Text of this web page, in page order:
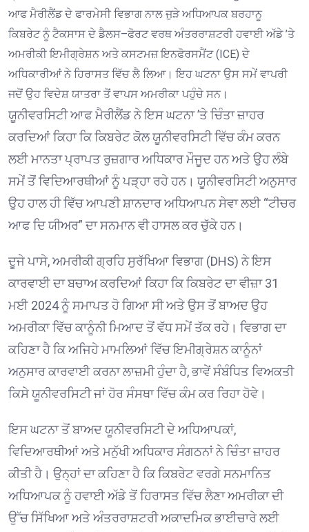
ਆਫ ਮੈਰੀਲੈਂਡ ਦੇ ਫਾਰਮੇਸੀ ਵਿਭਾਗ ਨਾਲ ਜੁੜੇ ਅਧਿਆਪਕ ਬਰਹਾਨੂ
ਕਿਬਰੇਟ ਨੂੰ ਟੈਕਸਾਸ ਦੇ ਡੈਲਸ–ਫੋਰਟ ਵਰਥ ਅੰਤਰਰਾਸ਼ਟਰੀ ਹਵਾਈ ਅੱਡੇ ’ਤੇ
ਅਮਰੀਕੀ ਇਮੀਗ੍ਰੇਸ਼ਨ ਅਤੇ ਕਸਟਮਜ਼ ਇਨਫੋਰਸਮੈਂਟ (ICE) ਦੇ
ਅਧਿਕਾਰੀਆਂ ਨੇ ਹਿਰਾਸਤ ਵਿੱਚ ਲੈ ਲਿਆ। ਇਹ ਘਟਨਾ ਉਸ ਸਮੇਂ ਵਾਪਰੀ
ਜਦੋਂ ਉਹ ਵਿਦੇਸ਼ ਯਾਤਰਾ ਤੋਂ ਵਾਪਸ ਅਮਰੀਕਾ ਪਹੁੰਚੇ ਸਨ।
ਯੂਨੀਵਰਸਿਟੀ ਆਫ ਮੈਰੀਲੈਂਡ ਨੇ ਇਸ ਘਟਨਾ ’ਤੇ ਚਿੰਤਾ ਜ਼ਾਹਰ
ਕਰਦਿਆਂ ਕਿਹਾ ਕਿ ਕਿਬਰੇਟ ਕੋਲ ਯੂਨੀਵਰਸਿਟੀ ਵਿੱਚ ਕੰਮ ਕਰਨ
ਲਈ ਮਾਨਤਾ ਪ੍ਰਾਪਤ ਰੁਜ਼ਗਾਰ ਅਧਿਕਾਰ ਮੌਜੂਦ ਹਨ ਅਤੇ ਉਹ ਲੰਬੇ
ਸਮੇਂ ਤੋਂ ਵਿਦਿਆਰਥੀਆਂ ਨੂੰ ਪੜ੍ਹਾ ਰਹੇ ਹਨ। ਯੂਨੀਵਰਸਿਟੀ ਅਨੁਸਾਰ
ਉਹ ਹਾਲ ਹੀ ਵਿੱਚ ਆਪਣੀ ਸ਼ਾਨਦਾਰ ਅਧਿਆਪਨ ਸੇਵਾ ਲਈ “ਟੀਚਰ
ਆਫ ਦਿ ਯੀਅਰ” ਦਾ ਸਨਮਾਨ ਵੀ ਹਾਸਲ ਕਰ ਚੁੱਕੇ ਹਨ।
ਦੂਜੇ ਪਾਸੇ, ਅਮਰੀਕੀ ਗ੍ਰਹਿ ਸੁਰੱਖਿਆ ਵਿਭਾਗ (DHS) ਨੇ ਇਸ
ਕਾਰਵਾਈ ਦਾ ਬਚਾਅ ਕਰਦਿਆਂ ਕਿਹਾ ਕਿ ਕਿਬਰੇਟ ਦਾ ਵੀਜ਼ਾ 31
ਮਈ 2024 ਨੂੰ ਸਮਾਪਤ ਹੋ ਗਿਆ ਸੀ ਅਤੇ ਉਸ ਤੋਂ ਬਾਅਦ ਉਹ
ਅਮਰੀਕਾ ਵਿੱਚ ਕਾਨੂੰਨੀ ਮਿਆਦ ਤੋਂ ਵੱਧ ਸਮੇਂ ਤੱਕ ਰਹੇ। ਵਿਭਾਗ ਦਾ
ਕਹਿਣਾ ਹੈ ਕਿ ਅਜਿਹੇ ਮਾਮਲਿਆਂ ਵਿੱਚ ਇਮੀਗ੍ਰੇਸ਼ਨ ਕਾਨੂੰਨਾਂ
ਅਨੁਸਾਰ ਕਾਰਵਾਈ ਕਰਨਾ ਲਾਜ਼ਮੀ ਹੁੰਦਾ ਹੈ, ਭਾਵੇਂ ਸੰਬੰਧਿਤ ਵਿਅਕਤੀ
ਕਿਸੇ ਯੂਨੀਵਰਸਿਟੀ ਜਾਂ ਹੋਰ ਸੰਸਥਾ ਵਿੱਚ ਕੰਮ ਕਰ ਰਿਹਾ ਹੋਵੇ।
ਇਸ ਘਟਨਾ ਤੋਂ ਬਾਅਦ ਯੂਨੀਵਰਸਿਟੀ ਦੇ ਅਧਿਆਪਕਾਂ,
ਵਿਦਿਆਰਥੀਆਂ ਅਤੇ ਮਨੁੱਖੀ ਅਧਿਕਾਰ ਸੰਗਠਨਾਂ ਨੇ ਚਿੰਤਾ ਜ਼ਾਹਰ
ਕੀਤੀ ਹੈ। ਉਨ੍ਹਾਂ ਦਾ ਕਹਿਣਾ ਹੈ ਕਿ ਕਿਬਰੇਟ ਵਰਗੇ ਸਨਮਾਨਿਤ
ਅਧਿਆਪਕ ਨੂੰ ਹਵਾਈ ਅੱਡੇ ਤੋਂ ਹਿਰਾਸਤ ਵਿੱਚ ਲੈਣਾ ਅਮਰੀਕਾ ਦੀ
ਉੱਚ ਸਿੱਖਿਆ ਅਤੇ ਅੰਤਰਰਾਸ਼ਟਰੀ ਅਕਾਦਮਿਕ ਭਾਈਚਾਰੇ ਲਈ